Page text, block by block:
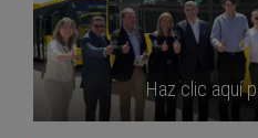
Haz clic aquí